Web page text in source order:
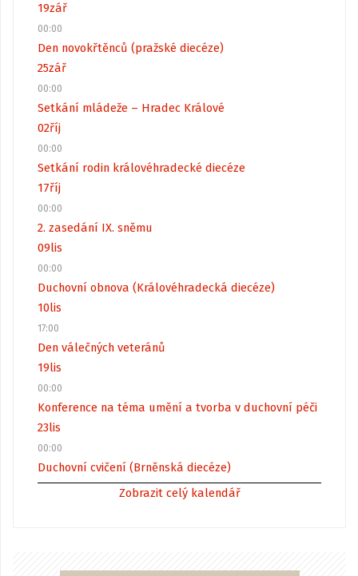
19zář
00:00
Den novokřtěnců (pražské diecéze)
25zář
00:00
Setkání mládeže – Hradec Králové
02říj
00:00
Setkání rodin královéhradecké diecéze
17říj
00:00
2. zasedání IX. sněmu
09lis
00:00
Duchovní obnova (Královéhradecká diecéze)
10lis
17:00
Den válečných veteránů
19lis
00:00
Konference na téma umění a tvorba v duchovní péči
23lis
00:00
Duchovní cvičení (Brněnská diecéze)
Zobrazit celý kalendář